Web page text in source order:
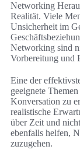
Networking
Realität. Viele
Unsicherheit im
Networking sind
Vorbereitung und
Eine der
geeignete
Konversation zu
realistische
über Zeit und
ebenfalls helfen,
zuzugehen.